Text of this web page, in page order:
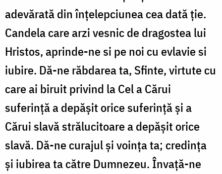
adevărată din înțelepciunea cea dată ție.
Candela care arzi vesnic de dragostea lui
Hristos, aprinde-ne si pe noi cu evlavie si
iubire. Dă-ne răbdarea ta, Sfinte, virtute cu
care ai biruit privind la Cel a Cărui
suferință a depășit orice suferință și a
Cărui slavă strălucitoare a depășit orice
slavă. Dă-ne curajul și voința ta; credința
și iubirea ta către Dumnezeu. Învață-ne